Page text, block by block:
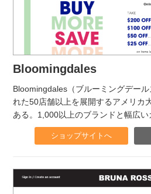
Bloomingdales
Bloomingdales（ブルーミングデー
れた50店舗以上を展開するアメリカ
ある。1,000以上のブランドと幅広い
ショップサイトへ